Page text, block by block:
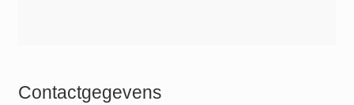
Contactgegevens